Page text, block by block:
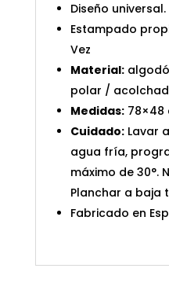
Diseño universal.
Estampado
Vez
Material:
polar /
Medidas:78×48
Cuidado:Lavar
agua fría,
máximo de 30°.
Planchar a baja
Fabricado en